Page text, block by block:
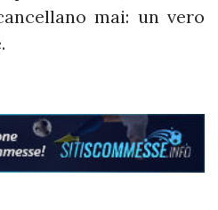
mai: un vero